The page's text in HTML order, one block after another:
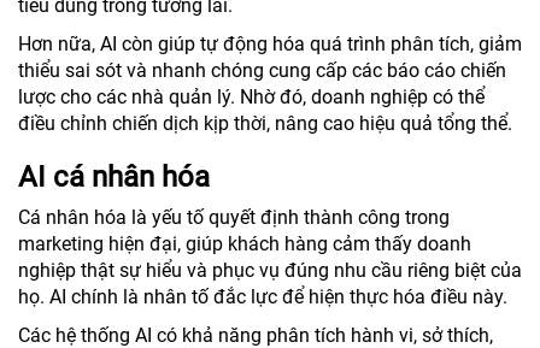
tiêu dùng trong tương lai.
Hơn nữa, AI còn giúp tự động hóa quá trình phân tích, giảm
thiểu sai sót và nhanh chóng cung cấp các báo cáo chiến
lược cho các nhà quản lý. Nhờ đó, doanh nghiệp có thể
điều chỉnh chiến dịch kịp thời, nâng cao hiệu quả tổng thể.
AI cá nhân hóa
Cá nhân hóa là yếu tố quyết định thành công trong
marketing hiện đại, giúp khách hàng cảm thấy doanh
nghiệp thật sự hiểu và phục vụ đúng nhu cầu riêng biệt của
họ. AI chính là nhân tố đắc lực để hiện thực hóa điều này.
Các hệ thống AI có khả năng phân tích hành vi, sở thích,